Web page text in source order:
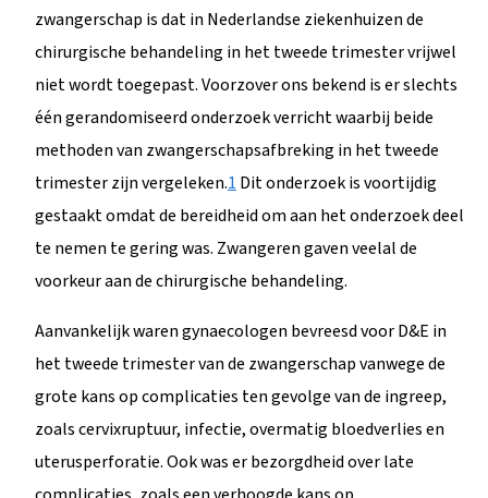
zwangerschap is dat in Nederlandse ziekenhuizen de
chirurgische behandeling in het tweede trimester vrijwel
niet wordt toegepast. Voorzover ons bekend is er slechts
één gerandomiseerd onderzoek verricht waarbij beide
methoden van zwangerschapsafbreking in het tweede
trimester zijn vergeleken.1 Dit onderzoek is voortijdig
gestaakt omdat de bereidheid om aan het onderzoek deel
te nemen te gering was. Zwangeren gaven veelal de
voorkeur aan de chirurgische behandeling.
Aanvankelijk waren gynaecologen bevreesd voor D&E in
het tweede trimester van de zwangerschap vanwege de
grote kans op complicaties ten gevolge van de ingreep,
zoals cervixruptuur, infectie, overmatig bloedverlies en
uterusperforatie. Ook was er bezorgdheid over late